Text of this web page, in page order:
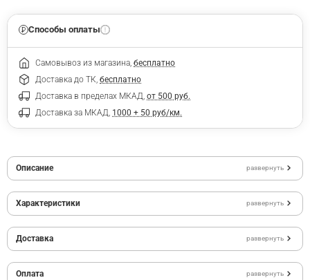
Способы оплаты
Самовывоз из магазина, бесплатно
Доставка до ТК, бесплатно
Доставка в пределах МКАД, от 500 руб.
Доставка за МКАД, 1000 + 50 руб/км.
Описание развернуть
Характеристики развернуть
Доставка развернуть
Оплата развернуть